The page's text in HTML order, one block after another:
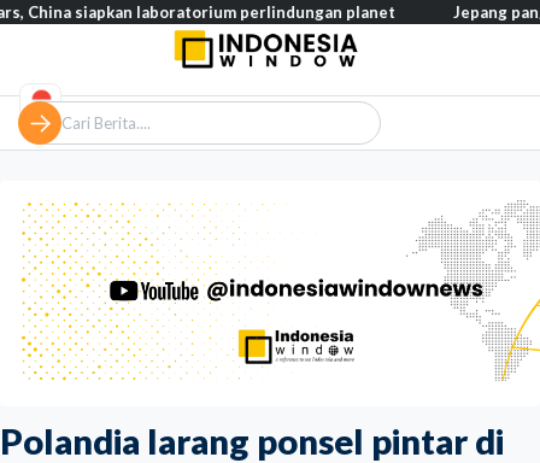
Polandia larang ponsel pintar di
siapkan laboratorium perlindungan planet Jepang pangkas